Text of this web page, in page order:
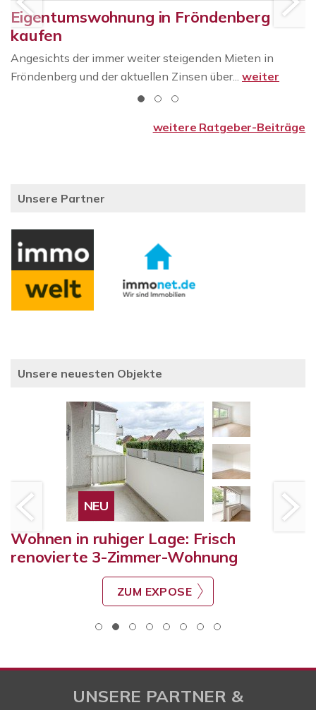
Eigentumswohnung in Fröndenberg
kaufen
Angesichts der immer weiter steigenden Mieten in
Fröndenberg und der aktuellen Zinsen über... weiter
weitere Ratgeber-Beiträge
Unsere Partner
Unsere neuesten Objekte
NEU
Wohnen in ruhiger Lage: Frisch
renovierte 3-Zimmer-Wohnung
ZUM EXPOSE
UNSERE PARTNER &